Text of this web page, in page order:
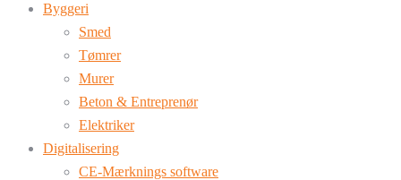
Byggeri
Smed
Tømrer
Murer
Beton & Entreprenør
Elektriker
Digitalisering
CE-Mærknings software